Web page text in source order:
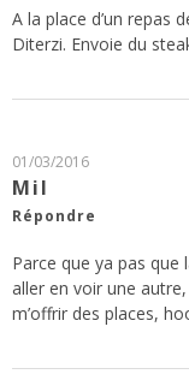
A la place d’un repas
Diterzi. Envoie du
01/03/2016
Mil
Répondre
Parce que ya pas que
aller en voir une
m’offrir des places,